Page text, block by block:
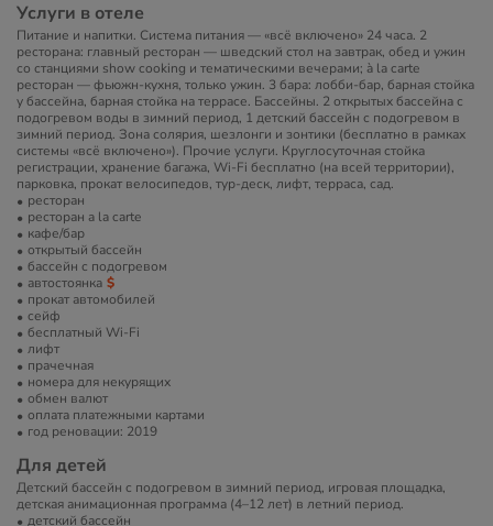
Услуги в отеле
Питание и напитки. Система питания — «всё включено» 24 часа. 2
ресторана: главный ресторан — шведский стол на завтрак, обед и ужин
со станциями show cooking и тематическими вечерами; à la carte
ресторан — фьюжн-кухня, только ужин. 3 бара: лобби-бар, барная стойка
у бассейна, барная стойка на террасе. Бассейны. 2 открытых бассейна с
подогревом воды в зимний период, 1 детский бассейн с подогревом в
зимний период. Зона солярия, шезлонги и зонтики (бесплатно в рамках
системы «всё включено»). Прочие услуги. Круглосуточная стойка
регистрации, хранение багажа, Wi-Fi бесплатно (на всей территории),
парковка, прокат велосипедов, тур-деск, лифт, терраса, сад.
ресторан
ресторан a la carte
кафе/бар
открытый бассейн
бассейн с подогревом
автостоянка
прокат автомобилей
сейф
бесплатный Wi-Fi
лифт
прачечная
номера для некурящих
обмен валют
оплата платежными картами
год реновации: 2019
Для детей
Детский бассейн с подогревом в зимний период, игровая площадка,
детская анимационная программа (4–12 лет) в летний период.
детский бассейн